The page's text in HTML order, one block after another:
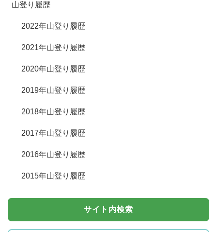
山登り履歴
2022年山登り履歴
2021年山登り履歴
2020年山登り履歴
2019年山登り履歴
2018年山登り履歴
2017年山登り履歴
2016年山登り履歴
2015年山登り履歴
サイト内検索